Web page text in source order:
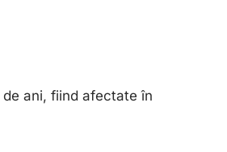
ani, fiind afectate în